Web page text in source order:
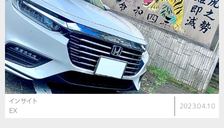
インサイト
EX
2023.04.10